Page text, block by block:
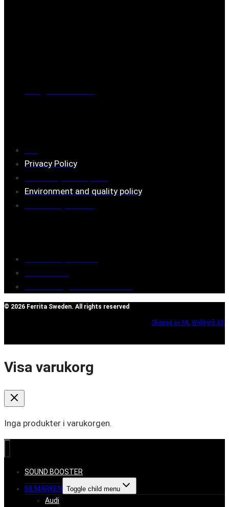
Privacy Policy
Environment and quality policy
© 2026 Ferrita Sweden. All rights reserved
Skapad av ML Webbyrå AB
Visa varukorg
Inga produkter i varukorgen.
SOUND BOOSTER
BILMÄRKEN Toggle child menu
Audi